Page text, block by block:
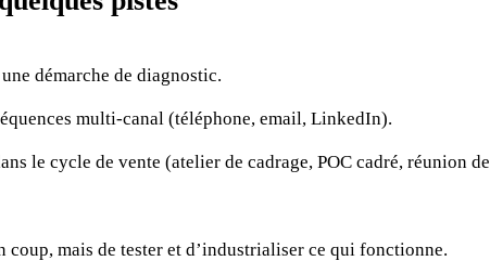
démarche de diagnostic.
multi-canal (téléphone, email, LinkedIn).
le cycle de vente (atelier de cadrage, POC cadré, réunion de
coup, mais de tester et d’industrialiser ce qui fonctionne.